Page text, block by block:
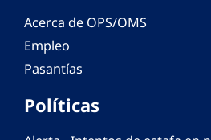
Acerca de OPS/OMS
Empleo
Pasantías
Políticas